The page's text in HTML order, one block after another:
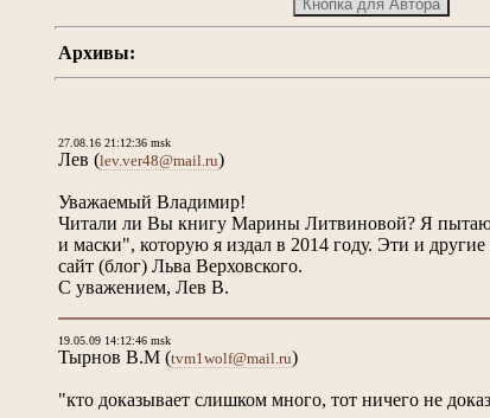
Архивы:
27.08.16 21:12:36 msk
Лев (lev.ver48@mail.ru)
Уважаемый Владимир!
Читали ли Вы книгу Марины Литвиновой? Я
и маски", которую я издал в 2014 году. Эти и
сайт (блог) Льва Верховского.
С уважением, Лев В.
19.05.09 14:12:46 msk
Тырнов В.М (tvm1wolf@mail.ru)
"кто доказывает слишком много, тот ничего не